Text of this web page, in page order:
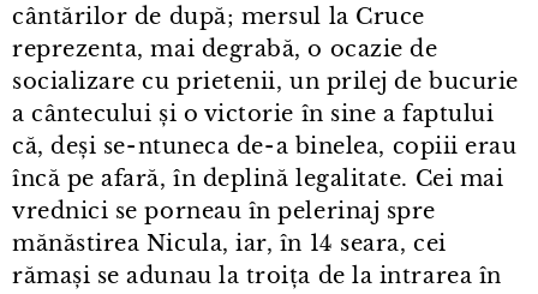
cântărilor de după; mersul la Cruce
reprezenta, mai degrabă, o ocazie de
socializare cu prietenii, un prilej de bucurie
a cântecului și o victorie în sine a faptului
că, deși se⁠-⁠ntuneca de⁠-⁠a binelea, copiii erau
încă pe afară, în deplină legalitate. Cei mai
vrednici se porneau în pelerinaj spre
mănăstirea Nicula, iar, în 14 seara, cei
rămași se adunau la troița de la intrarea în